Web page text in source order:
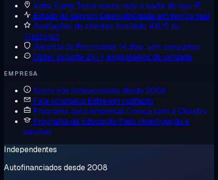
Vidro Fumê Teste nossa rede a partir do seu IP
Estado do serviço Disponibilidade em tempo real
Avaliações de clientes Avaliado 4,6/5 no
Trustpilot
Garantia de Reembolso 14 dias, sem perguntas
Obter suporte 24/7, engenheiros de verdade
EMPRESA
Sobre nós Independente desde 2008
Fale connosco Entre em contacto
Programa para empresas Cresça com a Cloudzy
Programa de Educação Para investigação e
equipas
Independentes
Autofinanciados desde 2008